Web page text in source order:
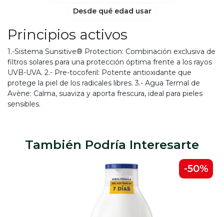
Principios activos
1.-Sistema Sunsitive® Protection: Combinación exclusiva de
filtros solares para una protección óptima frente a los rayos
UVB-UVA. 2.- Pre-tocoferil: Potente antioxidante que
protege la piel de los radicales libres. 3.- Agua Termal de
Avène: Calma, suaviza y aporta frescura, ideal para pieles
sensibles.
Desde qué edad usar
También Podría Interesarte
-50%